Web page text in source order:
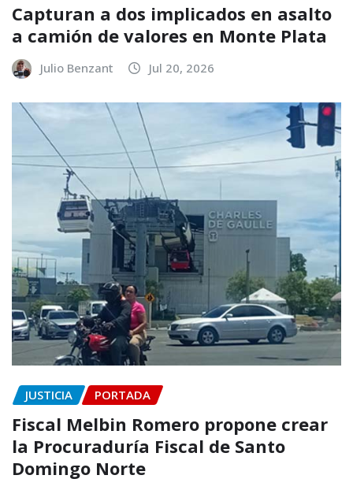
Capturan a dos implicados en asalto
a camión de valores en Monte Plata
Julio Benzant Jul 20, 2026
JUSTICIA PORTADA
Fiscal Melbin Romero propone crear
la Procuraduría Fiscal de Santo
Domingo Norte